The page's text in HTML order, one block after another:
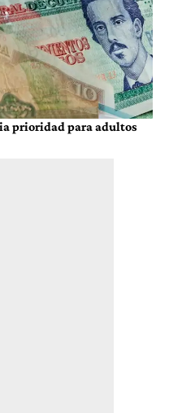
prioridad para adultos